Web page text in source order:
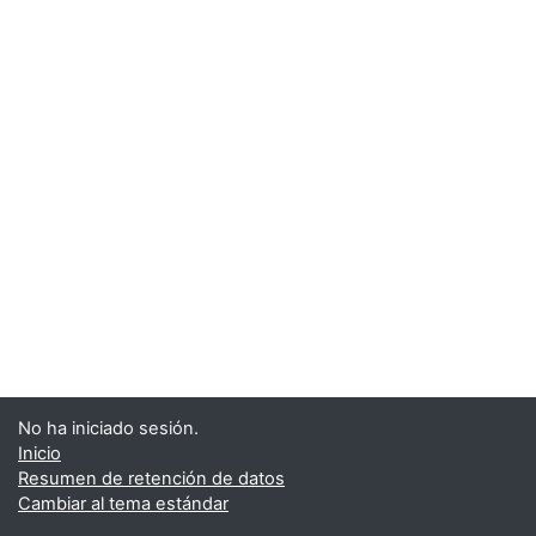
No ha iniciado sesión.
Inicio
Resumen de retención de datos
Cambiar al tema estándar